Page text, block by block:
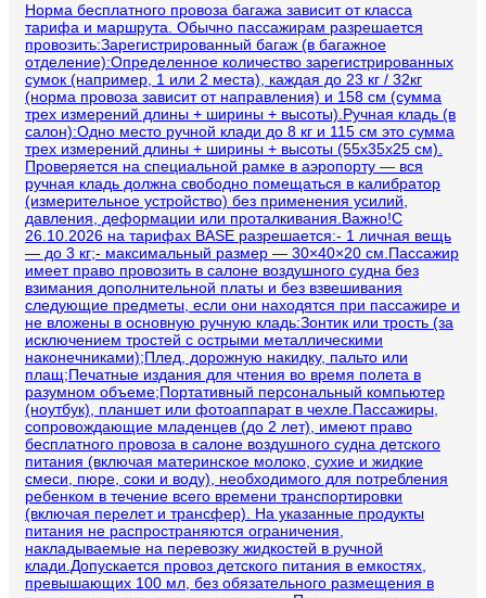
Норма бесплатного провоза багажа зависит от класса
тарифа и маршрута. Обычно пассажирам разрешается
провозить:Зарегистрированный багаж (в багажное
отделение):Определенное количество зарегистрированных
сумок (например, 1 или 2 места), каждая до 23 кг / 32кг
(норма провоза зависит от направления) и 158 см (сумма
трех измерений длины + ширины + высоты).Ручная кладь (в
салон):Одно место ручной клади до 8 кг и 115 см это сумма
трех измерений длины + ширины + высоты (55х35х25 см).
Проверяется на специальной рамке в аэропорту — вся
ручная кладь должна свободно помещаться в калибратор
(измерительное устройство) без применения усилий,
давления, деформации или проталкивания.Важно!С
26.10.2026 на тарифах BASE разрешается:- 1 личная вещь
— до 3 кг;- максимальный размер — 30×40×20 см.Пассажир
имеет право провозить в салоне воздушного судна без
взимания дополнительной платы и без взвешивания
следующие предметы, если они находятся при пассажире и
не вложены в основную ручную кладь:Зонтик или трость (за
исключением тростей с острыми металлическими
наконечниками);Плед, дорожную накидку, пальто или
плащ;Печатные издания для чтения во время полета в
разумном объеме;Портативный персональный компьютер
(ноутбук), планшет или фотоаппарат в чехле.Пассажиры,
сопровождающие младенцев (до 2 лет), имеют право
бесплатного провоза в салоне воздушного судна детского
питания (включая материнское молоко, сухие и жидкие
смеси, пюре, соки и воду), необходимого для потребления
ребенком в течение всего времени транспортировки
(включая перелет и трансфер). На указанные продукты
питания не распространяются ограничения,
накладываемые на перевозку жидкостей в ручной
клади.Допускается провоз детского питания в емкостях,
превышающих 100 мл, без обязательного размещения в